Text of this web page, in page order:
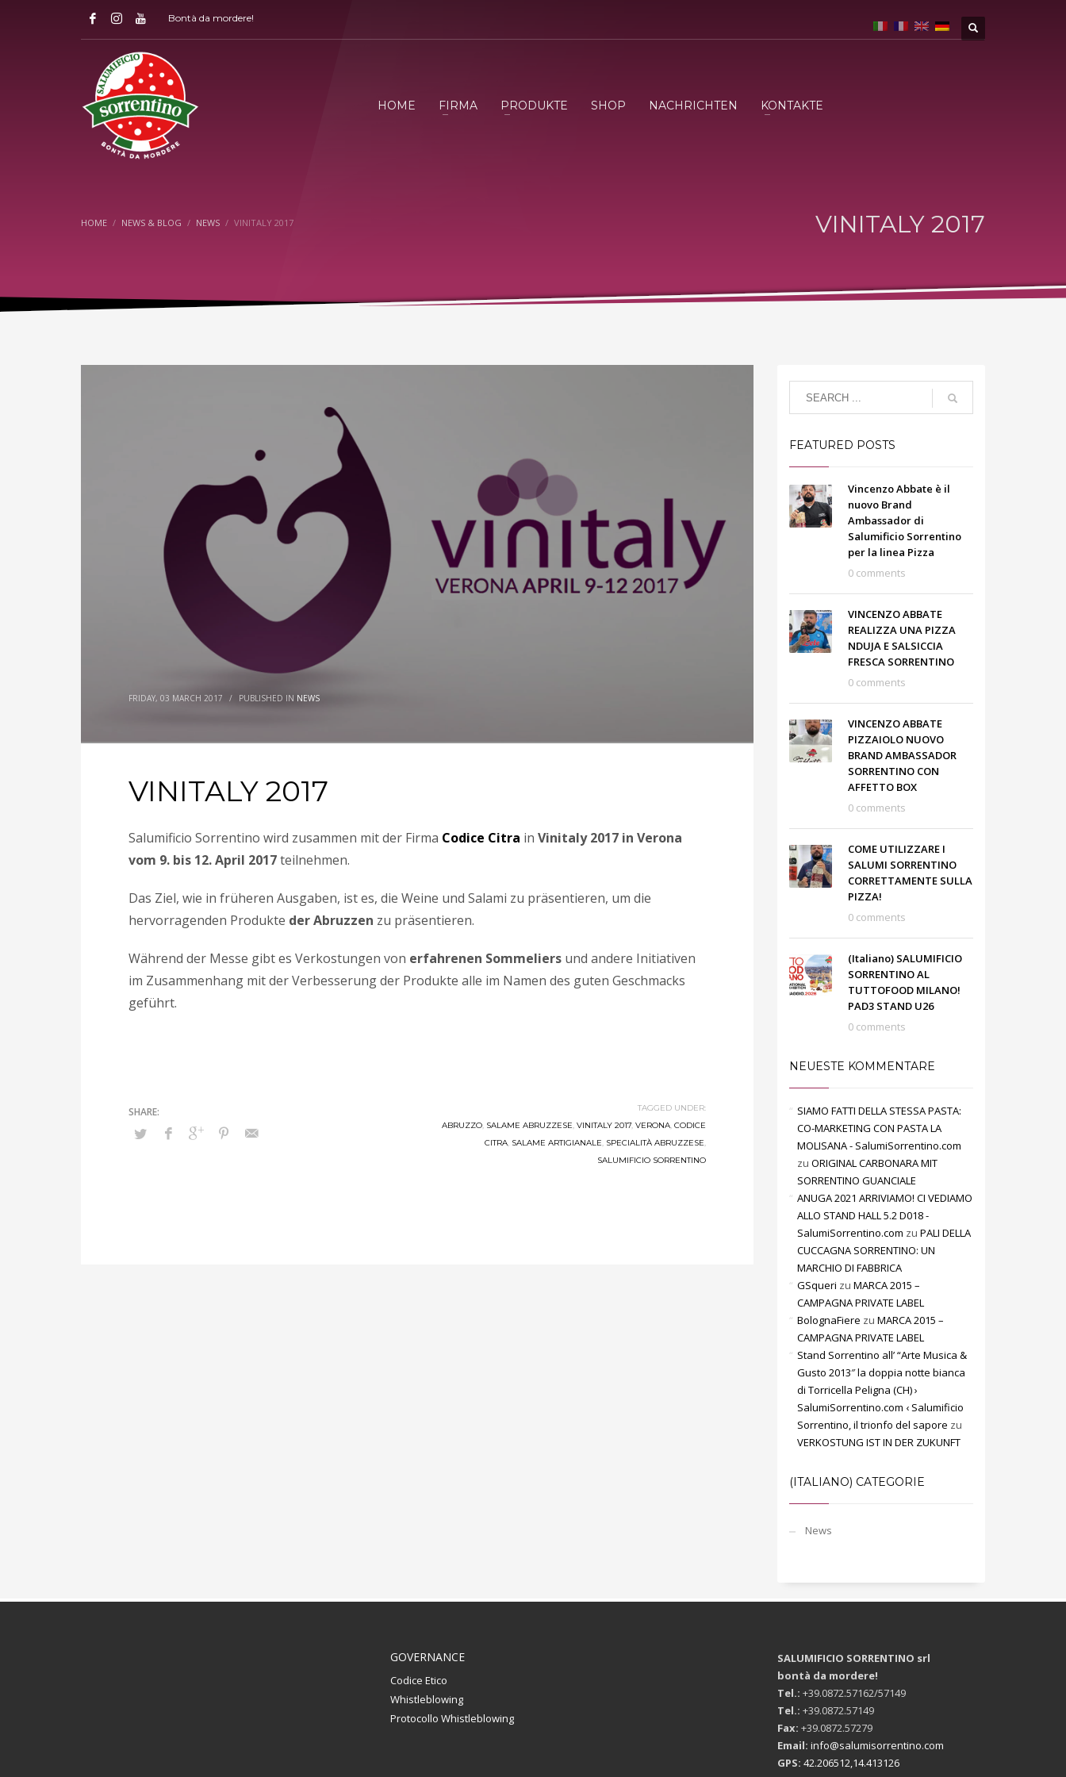
Bontà da mordere!
HOME FIRMA PRODUKTE SHOP NACHRICHTEN KONTAKTE
HOME NEWS & BLOG NEWS VINITALY 2017 VINITALY 2017
FRIDAY, 03 MARCH 2017 / PUBLISHED IN NEWS
VINITALY 2017
Salumificio Sorrentino wird zusammen mit der Firma Codice Citra in Vinitaly 2017 in Verona
vom 9. bis 12. April 2017teilnehmen.
Das Ziel, wie in früheren Ausgaben, ist es, die Weine und Salami zu präsentieren, um die
hervorragenden Produkte der Abruzzen zu präsentieren.
Während der Messe gibt es Verkostungen von erfahrenen Sommeliers und andere Initiativen
im Zusammenhang mit der Verbesserung der Produkte alle im Namen des guten Geschmacks
geführt.
TAGGED UNDER:
ABRUZZO, SALAME ABRUZZESE, VINITALY 2017, VERONA, CODICE
CITRA, SALAME ARTIGIANALE, SPECIALITÀ ABRUZZESE,
SALUMIFICIO SORRENTINO
FEATURED POSTS
Vincenzo Abbate è il
nuovo Brand
Ambassador di
Salumificio Sorrentino
per la linea Pizza
0 comments
VINCENZO ABBATE
REALIZZA UNA PIZZA
NDUJA E SALSICCIA
FRESCA SORRENTINO
0 comments
VINCENZO ABBATE
PIZZAIOLO NUOVO
BRAND AMBASSADOR
SORRENTINO CON
AFFETTO BOX
0 comments
COME UTILIZZARE I
SALUMI SORRENTINO
CORRETTAMENTE SULLA
PIZZA!
0 comments
(Italiano) SALUMIFICIO
SORRENTINO AL
TUTTOFOOD MILANO!
PAD3 STAND U26
0 comments
NEUESTE KOMMENTARE
SIAMO FATTI DELLA STESSA PASTA:
CO-MARKETING CON PASTA LA
MOLISANA - SalumiSorrentino.com
zu ORIGINAL CARBONARA MIT
SORRENTINO GUANCIALE
ANUGA 2021 ARRIVIAMO! CI VEDIAMO
ALLO STAND HALL 5.2 D018 -
SalumiSorrentino.com zu PALI DELLA
CUCCAGNA SORRENTINO: UN
MARCHIO DI FABBRICA
GSqueri zu MARCA 2015 –
CAMPAGNA PRIVATE LABEL
BolognaFiere zu MARCA 2015 –
CAMPAGNA PRIVATE LABEL
Stand Sorrentino all’ “Arte Musica &
Gusto 2013″ la doppia notte bianca
di Torricella Peligna (CH) ›
SalumiSorrentino.com ‹ Salumificio
Sorrentino, il trionfo del sapore zu
VERKOSTUNG IST IN DER ZUKUNFT
(ITALIANO) CATEGORIE
News
GOVERNANCE
Codice Etico
Whistleblowing
Protocollo Whistleblowing
SALUMIFICIO SORRENTINO srl
bontà da mordere!
Tel.: +39.0872.57162/57149
Tel.: +39.0872.57149
Fax: +39.0872.57279
Email: info@salumisorrentino.com
GPS: 42.206512,14.413126